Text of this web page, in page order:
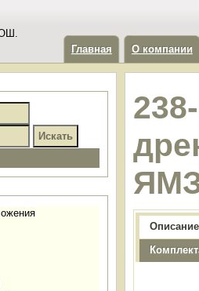
Главная О компании
Описание